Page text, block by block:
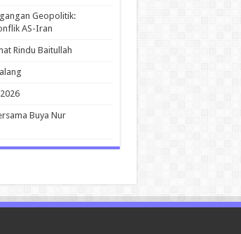
Geopolitik:
AS-Iran
Rindu Baitullah
Buya Nur